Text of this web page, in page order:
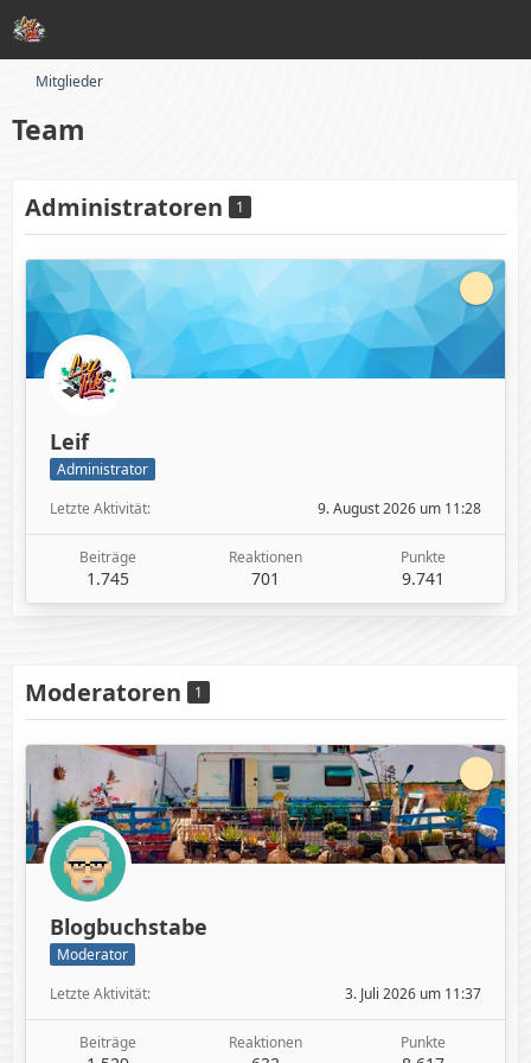
Mitglieder
Team
Administratoren 1
Leif
Administrator
Letzte Aktivität
9. August 2026 um 11:28
Beiträge
1.745
Reaktionen
701
Punkte
9.741
Moderatoren 1
Blogbuchstabe
Moderator
Letzte Aktivität
3. Juli 2026 um 11:37
Beiträge Reaktionen Punkte